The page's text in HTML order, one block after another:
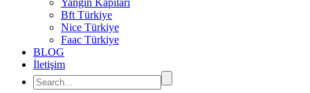
Yangın Kapıları
Bft Türkiye
Nice Türkiye
Faac Türkiye
BLOG
İletişim